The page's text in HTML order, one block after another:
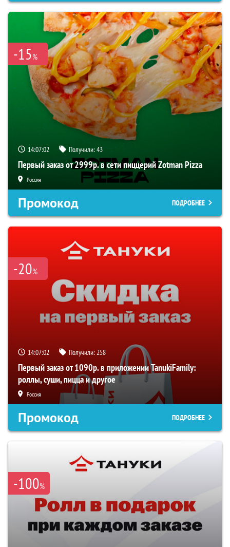
-15%
14:07:01 Получили:43
Первый заказ от 2999р. в сети пиццерий Zotman Pizza
Россия
Промокод ПОДРОБНЕЕ
-20%
14:07:01 Получили:258
Первый заказ от 1090р. в приложении TanukiFamily:
роллы, суши, пицца и другое
Россия
Промокод ПОДРОБНЕЕ
-100%